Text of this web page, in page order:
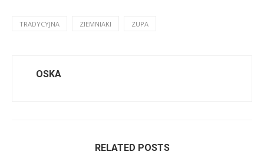
TRADYCYJNA ZIEMNIAKI ZUPA
OSKA
RELATED POSTS